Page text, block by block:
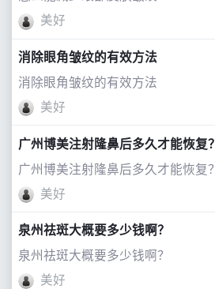
美好
消除眼角皱纹的有效方法
消除眼角皱纹的有效方法
美好
广州博美注射隆鼻后多久才能恢复？
广州博美注射隆鼻后多久才能恢复？
美好
泉州祛斑大概要多少钱啊？
泉州祛斑大概要多少钱啊？
美好